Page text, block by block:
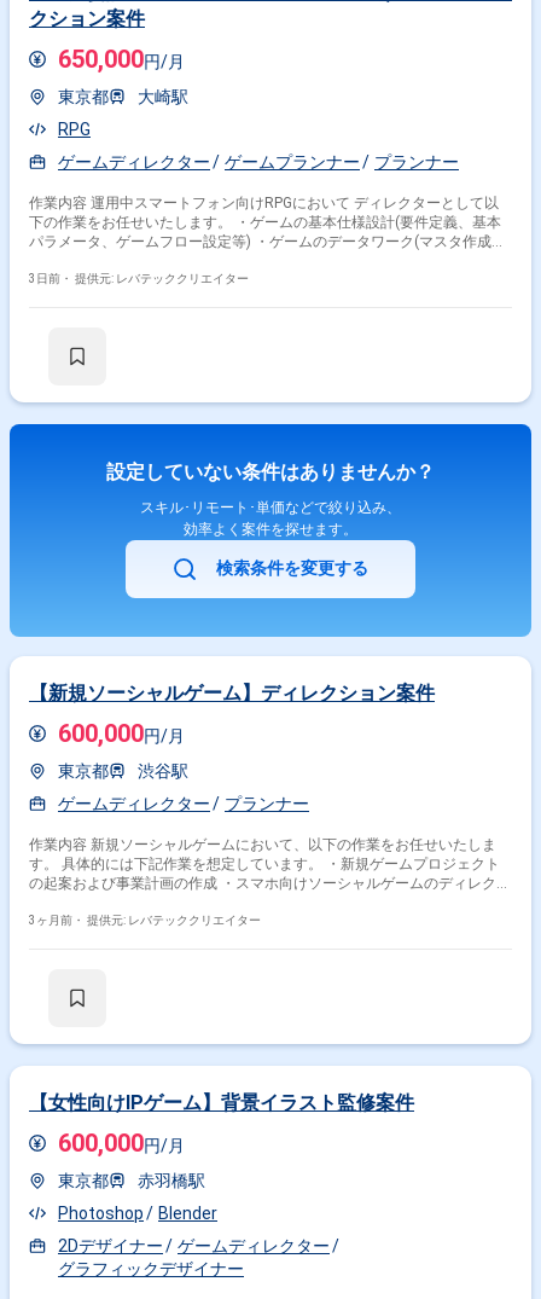
クション案件
650,000円/月
東京都
大崎駅
RPG
ゲームディレクター
ゲームプランナー プランナー
作業内容 運用中スマートフォン向けRPGにおいて ディレクターとして以
下の作業をお任せいたします。 ・ゲームの基本仕様設計(要件定義、基本
パラメータ、ゲームフロー設定等) ・ゲームのデータワーク(マスタ作成、
改善、および新規施策の立案 ・各種スケジュールの策定と調整 ・コンテ
3日前・ 提供元: レバテッククリエイター
設定していない条件はありませんか？
スキル･リモート･単価などで絞り込み、
効率よく案件を探せます。
検索条件を変更する
【新規ソーシャルゲーム】ディレクション案件
600,000円/月
東京都
渋谷駅
ゲームディレクター
プランナー
作業内容 新規ソーシャルゲームにおいて、以下の作業をお任せいたしま
す。 具体的には下記作業を想定しています。 ・新規ゲームプロジェクト
の起案および事業計画の作成 ・スマホ向けソーシャルゲームのディレクシ
管理 ・社内外ステークホルダーとの調整提案
3ヶ月前・ 提供元: レバテッククリエイター
【女性向けIPゲーム】背景イラスト監修案件
600,000円/月
東京都
赤羽橋駅
Photoshop
Blender
2Dデザイナー
ゲームディレクター
グラフィックデザイナー